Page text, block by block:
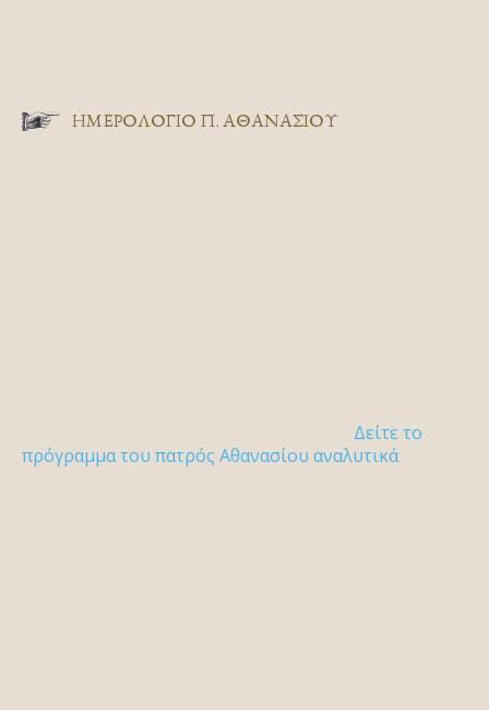
ΗΜΕΡΟΛΟΓΙΟ Π. ΑΘΑΝΑΣΙΟΥ
Δείτε το
πρόγραμμα του πατρός Αθανασίου αναλυτικά